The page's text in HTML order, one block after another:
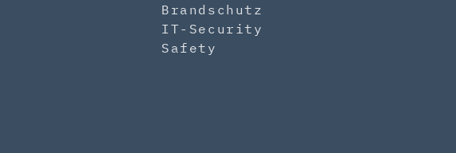
Brandschutz
IT-Security
Safety